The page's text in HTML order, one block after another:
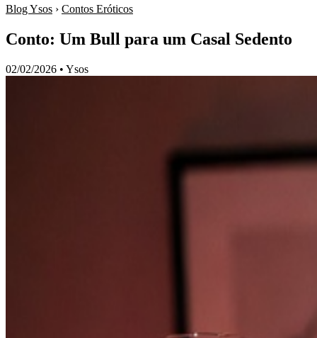
Blog Ysos › Contos Eróticos
Conto: Um Bull para um Casal Sedento
02/02/2026 • Ysos